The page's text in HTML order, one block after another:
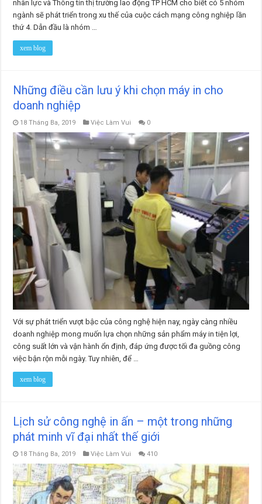
nhân lực và Thông tin thị trường lao động TP HCM cho biết có 5 nhóm
ngành sẽ phát triển trong xu thế của cuộc cách mạng công nghiệp lần
thứ 4. Dẫn đầu là nhóm …
xem blog
Những điều cần lưu ý khi chọn máy in cho
doanh nghiệp
18 Tháng Ba, 2019 Việc Làm Vui 0
Với sự phát triển vượt bậc của công nghệ hiện nay, ngày càng nhiều
doanh nghiệp mong muốn lựa chọn những sản phẩm máy in tiện lợi,
công suất lớn và vận hành ổn định, đáp ứng được tối đa guồng công
việc bận rộn mỗi ngày. Tuy nhiên, để …
xem blog
Lịch sử công nghệ in ấn – một trong những
phát minh vĩ đại nhất thế giới
18 Tháng Ba, 2019 Việc Làm Vui 410